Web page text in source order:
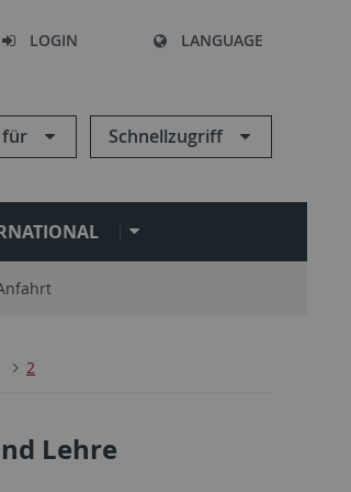
LOGIN LANGUAGE
für Schnellzugriff
2
Lehre